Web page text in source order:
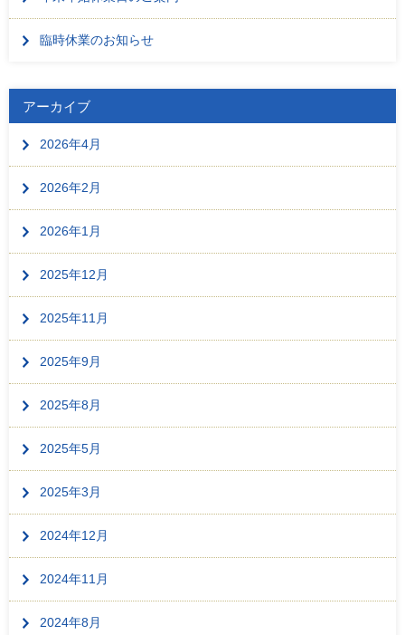
臨時休業のお知らせ
アーカイブ
2026年4月
2026年2月
2026年1月
2025年12月
2025年11月
2025年9月
2025年8月
2025年5月
2025年3月
2024年12月
2024年11月
2024年8月